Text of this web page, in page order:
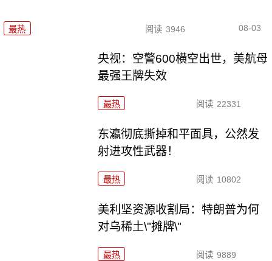
最热 阅读 3946 08-03
央视：空警600横空出世，美航母
最强王牌失效
最热 阅读 22331
东瀛彻底撕掉和平面具，公然发
射进攻性武器！
最热 阅读 10802
美利坚资源收割局：特朗普为何
对乌稀土\"摊牌\"
最热 阅读 9889